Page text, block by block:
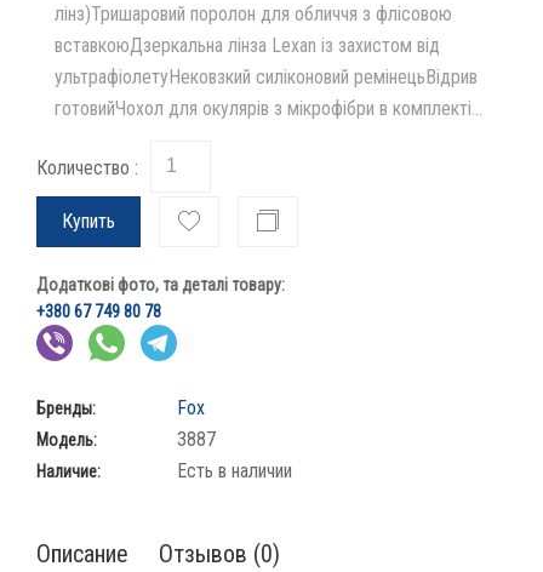
лінз)Тришаровий поролон для обличчя з флісовою
вставкоюДзеркальна лінза Lexan із захистом від
ультрафіолетуНековзкий силіконовий ремінецьВідрив
готовийЧохол для окулярів з мікрофібри в комплекті...
Количество :
Купить
Додаткові фото, та деталі товару:
+380 67 749 80 78
Бренды: Fox
Модель: 3887
Наличие: Есть в наличии
Описание Отзывов (0)